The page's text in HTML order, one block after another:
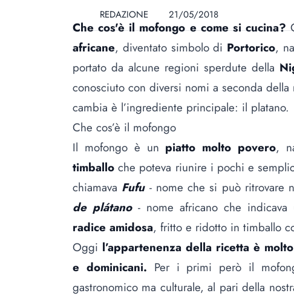
REDAZIONE 21/05/2018
Che cos'è il mofongo e come si cucina?
africane, diventato simbolo di Portorico,
portato da alcune regioni sperdute della
conosciuto con diversi nomi a seconda
cambia è l’ingrediente principale: il platano.
Che cos’è il mofongo
Il mofongo è un piatto molto povero,
timballo che poteva riunire i pochi e
chiamava Fufu- nome che si può ritrovare
de plátano- nome africano che
radice amidosa, fritto e ridotto in timballo
Oggi l’appartenenza della ricetta è
e dominicani. Per i primi però il
gastronomico ma culturale, al pari della